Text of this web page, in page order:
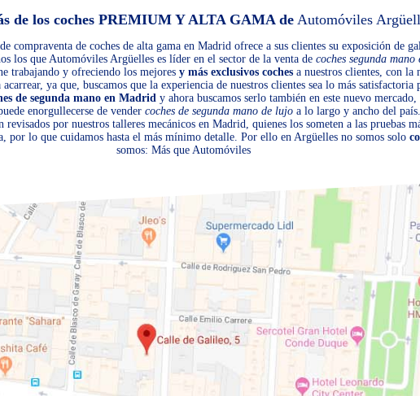
de los coches PREMIUM Y ALTA GAMA deAutomóviles
compraventa de coches de alta gama en Madrid ofrece a sus clientes su exposición de
los que Automóviles Argüelles es líder en el sector de la venta de coches segunda
trabajando y ofreciendo los mejores y más exclusivos cochesa nuestros clientes, con la
acarrear, ya que, buscamos que la experiencia de nuestros clientes sea lo más
de segunda mano en Madrid y ahora buscamos serlo también en este nuevo
enorgullecerse de vender coches de segunda mano de lujoa lo largo y ancho del
revisados por nuestros talleres mecánicos en Madrid, quienes los someten a las pruebas
por lo que cuidamos hasta el más mínimo detalle. Por ello en Argüelles no somos solo
somos: Más que Automóviles